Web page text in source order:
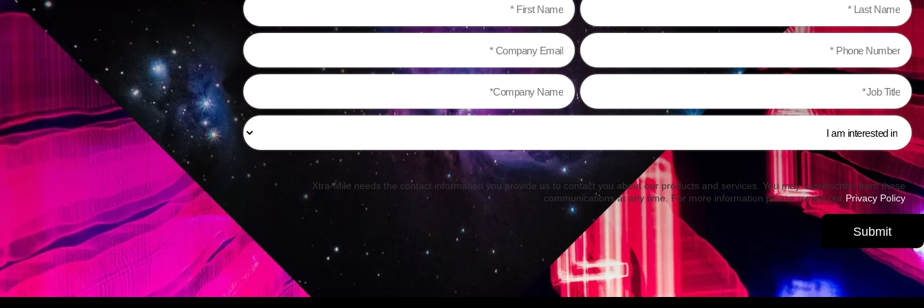
Xtra-Mile needs the contact information you provide us to contact you about our products and services. You may unsubscribe from these
communications at any time. For more information please review our Privacy Policy